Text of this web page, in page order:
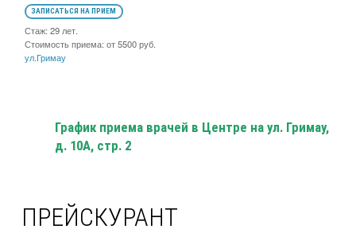
ЗАПИСАТЬСЯ НА ПРИЕМ
Стаж: 29 лет.
Стоимость приема: от 5500 руб.
ул.Гримау
График приема врачей в Центре на ул. Гримау,
д. 10А, стр. 2
ПРЕЙСКУРАНТ